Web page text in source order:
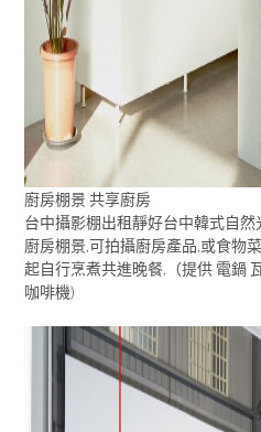
廚房棚景 共享廚房
台中攝影棚出租靜好台中韓式自
廚房棚景,可拍攝廚房產品,或食物
起自行烹煮共進晚餐,（提供 電鍋
咖啡機)